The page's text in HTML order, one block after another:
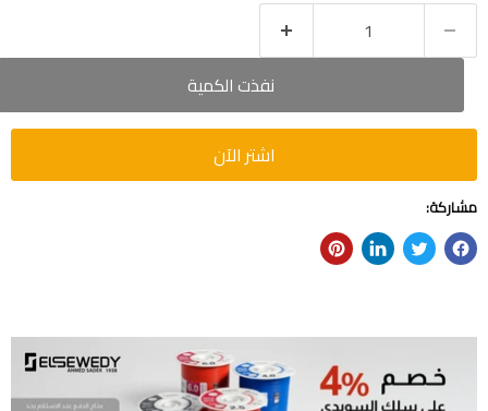
نفذت الكمية
اشتر الآن
مشاركة: